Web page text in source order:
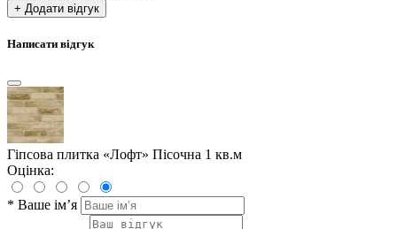
+ Додати відгук
Написати відгук
Гіпсова плитка «Лофт» Пісочна 1 кв.м
Оцінка:
* Ваше ім’я